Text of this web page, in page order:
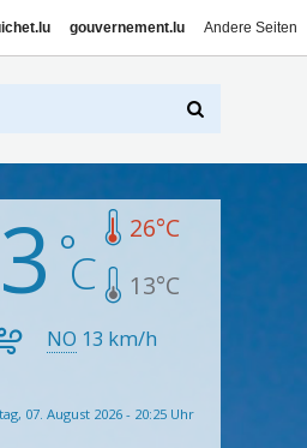
gouvernement.lu Andere Seiten
26°C
13°C
NO 13 km/h
07. August 2026 - 20:25 Uhr